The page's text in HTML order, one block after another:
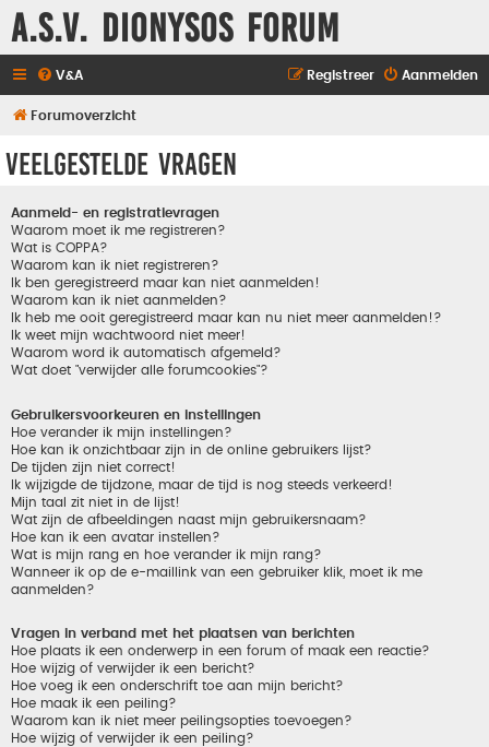
A.S.V. Dionysos Forum
V&A Aanmelden
Registreer
Forumoverzicht
Veelgestelde vragen
Aanmeld- en registratievragen
Waarom moet ik me registreren?
Wat is COPPA?
Waarom kan ik niet registreren?
Ik ben geregistreerd maar kan niet aanmelden!
Waarom kan ik niet aanmelden?
Ik heb me ooit geregistreerd maar kan nu niet meer aanmelden!?
Ik weet mijn wachtwoord niet meer!
Waarom word ik automatisch afgemeld?
Wat doet "verwijder alle forumcookies"?
Gebruikersvoorkeuren en instellingen
Hoe verander ik mijn instellingen?
Hoe kan ik onzichtbaar zijn in de online gebruikers lijst?
De tijden zijn niet correct!
Ik wijzigde de tijdzone, maar de tijd is nog steeds verkeerd!
Mijn taal zit niet in de lijst!
Wat zijn de afbeeldingen naast mijn gebruikersnaam?
Hoe kan ik een avatar instellen?
Wat is mijn rang en hoe verander ik mijn rang?
Wanneer ik op de e-maillink van een gebruiker klik, moet ik me
aanmelden?
Vragen in verband met het plaatsen van berichten
Hoe plaats ik een onderwerp in een forum of maak een reactie?
Hoe wijzig of verwijder ik een bericht?
Hoe voeg ik een onderschrift toe aan mijn bericht?
Hoe maak ik een peiling?
Waarom kan ik niet meer peilingsopties toevoegen?
Hoe wijzig of verwijder ik een peiling?